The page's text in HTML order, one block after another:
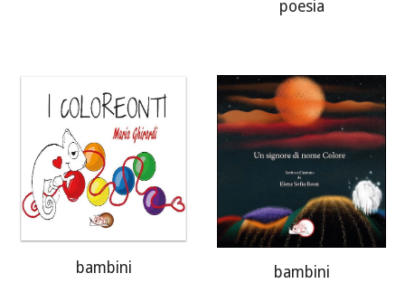
poesia
bambini bambini